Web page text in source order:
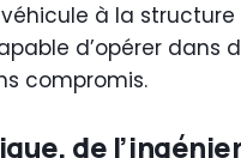
à la
d’opérer dans
compromis.
de